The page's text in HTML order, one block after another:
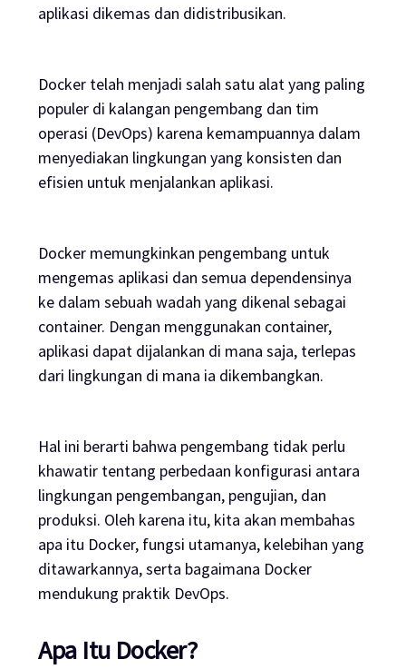
aplikasi dikemas dan didistribusikan.
Docker telah menjadi salah satu alat yang paling
populer di kalangan pengembang dan tim
operasi (DevOps) karena kemampuannya dalam
menyediakan lingkungan yang konsisten dan
efisien untuk menjalankan aplikasi.
Docker memungkinkan pengembang untuk
mengemas aplikasi dan semua dependensinya
ke dalam sebuah wadah yang dikenal sebagai
container. Dengan menggunakan container,
aplikasi dapat dijalankan di mana saja, terlepas
dari lingkungan di mana ia dikembangkan.
Hal ini berarti bahwa pengembang tidak perlu
khawatir tentang perbedaan konfigurasi antara
lingkungan pengembangan, pengujian, dan
produksi. Oleh karena itu, kita akan membahas
apa itu Docker, fungsi utamanya, kelebihan yang
ditawarkannya, serta bagaimana Docker
mendukung praktik DevOps.
Apa Itu Docker?